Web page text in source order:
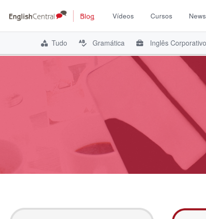
Vídeos Cursos News
Tudo Gramática Inglês Corporativo